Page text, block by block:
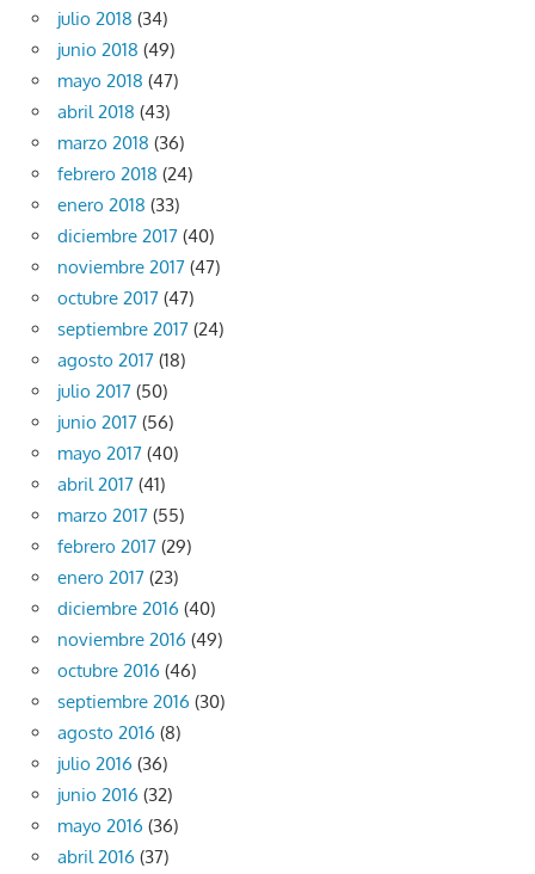
julio 2018 (34)
junio 2018 (49)
mayo 2018 (47)
abril 2018 (43)
marzo 2018 (36)
febrero 2018 (24)
enero 2018 (33)
diciembre 2017 (40)
noviembre 2017 (47)
octubre 2017 (47)
septiembre 2017 (24)
agosto 2017 (18)
julio 2017 (50)
junio 2017 (56)
mayo 2017 (40)
abril 2017 (41)
marzo 2017 (55)
febrero 2017 (29)
enero 2017 (23)
diciembre 2016 (40)
noviembre 2016 (49)
octubre 2016 (46)
septiembre 2016 (30)
agosto 2016 (8)
julio 2016 (36)
junio 2016 (32)
mayo 2016 (36)
abril 2016 (37)